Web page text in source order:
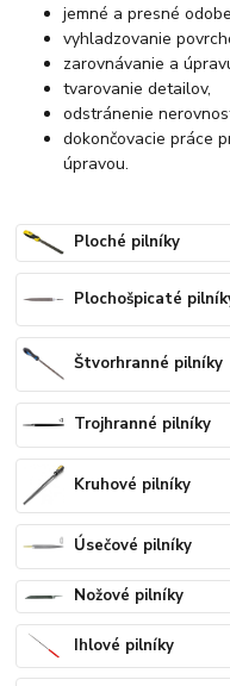
jemné a presné
vyhladzovanie
zarovnávanie a
tvarovanie detailov,
odstránenie
dokončovacie práce
úpravou.
Ploché pilníky
Plochošpicaté
Štvorhranné pilníky
Trojhranné pilníky
Kruhové pilníky
Úsečové pilníky
Nožové pilníky
Ihlové pilníky